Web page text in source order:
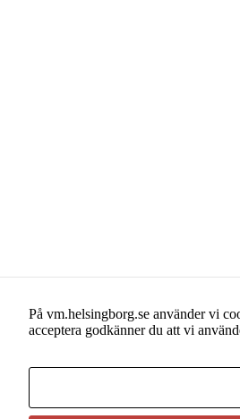
På vm.helsingborg.se använder vi
acceptera godkänner du att vi